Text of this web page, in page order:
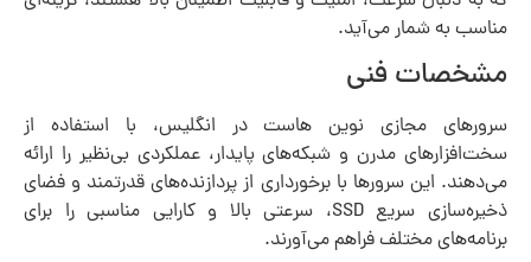
مناسب به شمار می‌آید.
مشخصات فنی
سرورهای مجازی نوین هاست در انگلیس، با استفاده از
سخت‌افزارهای مدرن و شبکه‌های پایدار، عملکردی بی‌نظیر را ارائه
می‌دهند. این سرورها با برخورداری از پردازنده‌های قدرتمند و فضای
ذخیره‌سازی سریع SSD، سرعتی بالا و کارایی مناسبی را برای
برنامه‌های مختلف فراهم می‌آورند.